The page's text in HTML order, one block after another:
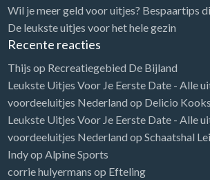
Wil je meer geld voor uitjes? Bespaartips
De leukste uitjes voor het hele gezin
Recente reacties
Thijs op Recreatiegebied De Bijland
Leukste Uitjes Voor Je Eerste Date - Alle
voordeeluitjes Nederland op Delicio
Leukste Uitjes Voor Je Eerste Date - Alle
voordeeluitjes Nederland op Schaatshal
Indyop Alpine Sports
corrie hulyermans op Efteling